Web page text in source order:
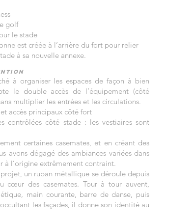
golf
le stade
est créée à l’arrière du fort pour relier
à sa nouvelle annexe.
à organiser les espaces de façon à bien
le double accès de l’équipement (côté
multiplier les entrées et les circulations.
et accès principaux côté fort
contrôlées côté stade : les vestiaires sont
certaines casemates, et en créant des
avons dégagé des ambiances variées dans
à l’origine extrêmement contraint.
un ruban métallique se déroule depuis
cœur des casemates. Tour à tour auvent,
main courante, barre de danse, puis
les façades, il donne son identité au